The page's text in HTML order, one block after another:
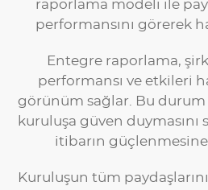
raporlama modeli ile
performansını görerek
Entegre raporlama,
performansı ve etkileri
görünüm sağlar. Bu durum
kuruluşa güven duymasını
itibarın güçlenmesine
Kuruluşun tüm